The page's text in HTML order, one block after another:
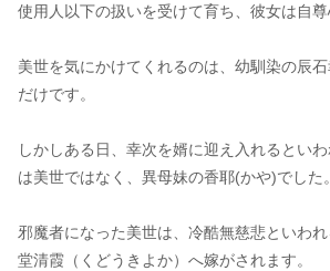
使用人以下の扱いを受けて育ち、彼女は自尊
美世を気にかけてくれるのは、幼馴染の辰
だけです。
しかしある日、幸次を婿に迎え入れるとい
は美世ではなく、異母妹の香耶(かや)でした。
邪魔者になった美世は、冷酷無慈悲といわ
堂清霞（くどうきよか）へ嫁がされます。